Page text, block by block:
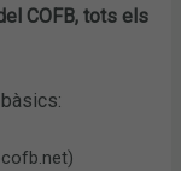
COFB,tots els